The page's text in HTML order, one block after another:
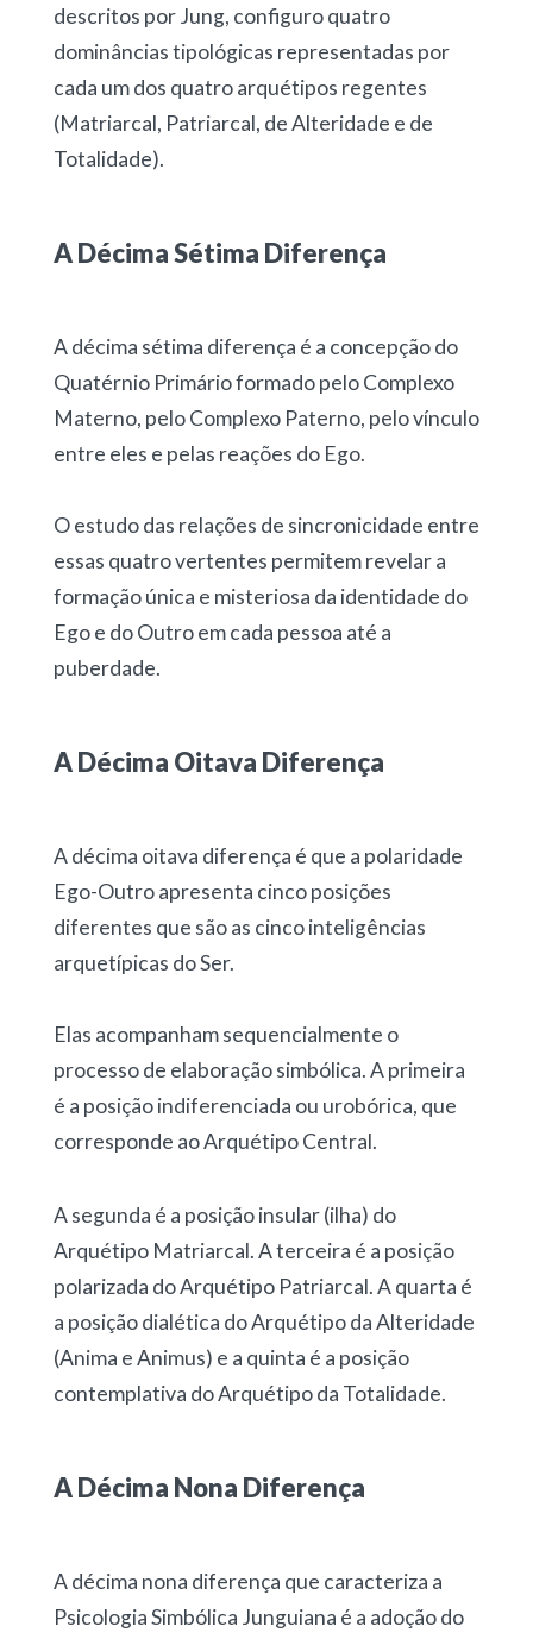
descritos por Jung, configuro quatro
dominâncias tipológicas representadas por
cada um dos quatro arquétipos regentes
(Matriarcal, Patriarcal, de Alteridade e de
Totalidade).
A Décima Sétima Diferença
A décima sétima diferença é a concepção do
Quatérnio Primário formado pelo Complexo
Materno, pelo Complexo Paterno, pelo vínculo
entre eles e pelas reações do Ego.
O estudo das relações de sincronicidade entre
essas quatro vertentes permitem revelar a
formação única e misteriosa da identidade do
Ego e do Outro em cada pessoa até a
puberdade.
A Décima Oitava Diferença
A décima oitava diferença é que a polaridade
Ego-Outro apresenta cinco posições
diferentes que são as cinco inteligências
arquetípicas do Ser.
Elas acompanham sequencialmente o
processo de elaboração simbólica. A primeira
é a posição indiferenciada ou urobórica, que
corresponde ao Arquétipo Central.
A segunda é a posição insular (ilha) do
Arquétipo Matriarcal. A terceira é a posição
polarizada do Arquétipo Patriarcal. A quarta é
a posição dialética do Arquétipo da Alteridade
(Anima e Animus) e a quinta é a posição
contemplativa do Arquétipo da Totalidade.
A Décima Nona Diferença
A décima nona diferença que caracteriza a
Psicologia Simbólica Junguiana é a adoção do